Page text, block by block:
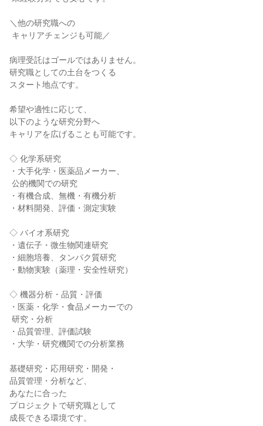
＼他の研究職への
病理受託はゴールではありません。
研究職としての土台をつくる
スタート地点です。
希望や適性に応じて、
以下のような研究分野へ
キャリアを広げることも可能です。
◇ 化学系研究
・大手化学・医薬品メーカー、
・有機合成、無機・有機分析
・材料開発、評価・測定実験
◇ バイオ系研究
・遺伝子・微生物関連研究
・細胞培養、タンパク質研究
・動物実験（薬理・安全性研究）
◇ 機器分析・品質・評価
・医薬・化学・食品メーカーでの
・品質管理、評価試験
・大学・研究機関での分析業務
基礎研究・応用研究・開発・
品質管理・分析など、
あなたに合った
プロジェクトで研究職として
成長できる環境です。